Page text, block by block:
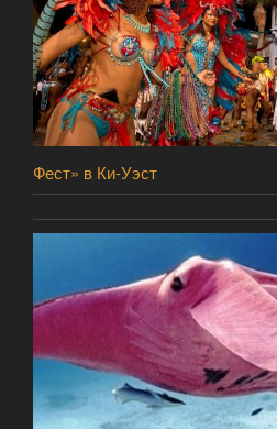
Фест» в Ки-Уэст